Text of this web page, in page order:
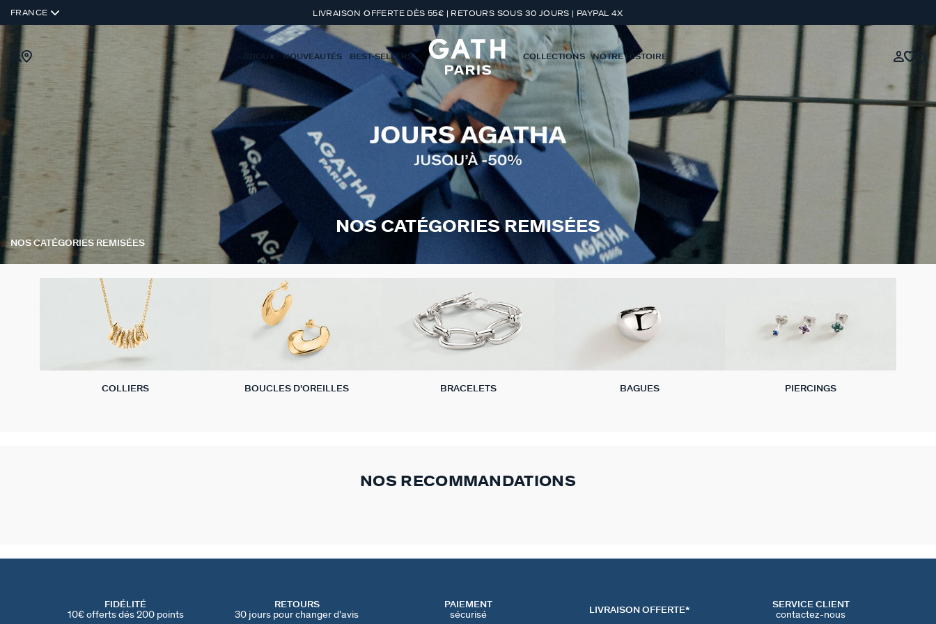
FRANCE LIVRAISON OFFERTE DÈS 55€ | RETOURS SOUS 30 JOURS | PAYPAL 4X
BIJOUX NOUVEAUTÉS BEST-SELLERS COLLECTIONS NOTRE HISTOIRE
NOS CATÉGORIES REMISÉES
COLLIERS BOUCLES D'OREILLES BRACELETS BAGUES PIERCINGS
NOS CATÉGORIES REMISÉES
NOS RECOMMANDATIONS
FIDÉLITÉ
10€ offerts dés 200 points
RETOURS
30 jours pour changer d'avis
PAIEMENT
sécurisé LIVRAISON OFFERTE*
SERVICE CLIENT
contactez-nous